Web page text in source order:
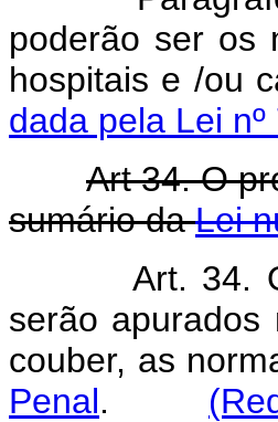
poderão ser os
hospitais e /
dada pela Lei
Art 34. O
sumário daLei
Art. 34.
serão apurados
couber, as
Penal.